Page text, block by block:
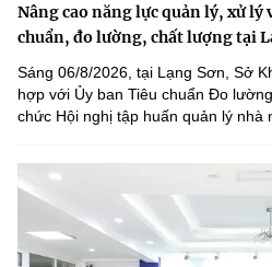
Nâng cao năng lực quản lý, xử
chuẩn, đo lường, chất lượng tại
Sáng 06/8/2026, tại Lạng Sơn, Sở
hợp với Ủy ban Tiêu chuẩn Đo
chức Hội nghị tập huấn quản lý nhà